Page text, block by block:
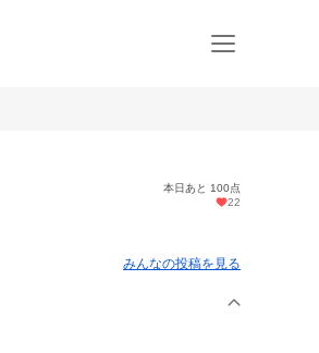
本日あと 100点
22
みんなの投稿を見る